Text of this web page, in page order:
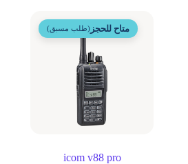
متاح للحجز (طلب مسبق)
icom v88 pro